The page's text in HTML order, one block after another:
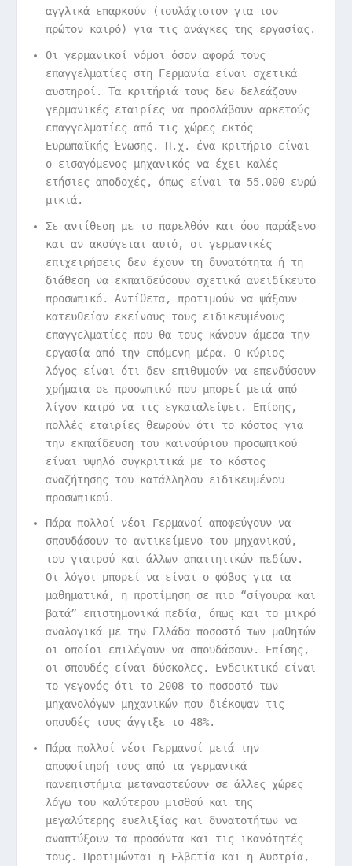
αγγλικά επαρκούν (τουλάχιστον για τον
πρώτον καιρό) για τις ανάγκες της εργασίας.
Οι γερμανικοί νόμοι όσον αφορά τους
επαγγελματίες στη Γερμανία είναι σχετικά
αυστηροί. Τα κριτήριά τους δεν δελεάζουν
γερμανικές εταιρίες να προσλάβουν αρκετούς
επαγγελματίες από τις χώρες εκτός
Ευρωπαϊκής Ένωσης. Π.χ. ένα κριτήριο είναι
ο εισαγόμενος μηχανικός να έχει καλές
ετήσιες αποδοχές, όπως είναι τα 55.000 ευρώ
μικτά.
Σε αντίθεση με το παρελθόν και όσο παράξενο
και αν ακούγεται αυτό, οι γερμανικές
επιχειρήσεις δεν έχουν τη δυνατότητα ή τη
διάθεση να εκπαιδεύσουν σχετικά ανειδίκευτο
προσωπικό. Αντίθετα, προτιμούν να ψάξουν
κατευθείαν εκείνους τους ειδικευμένους
επαγγελματίες που θα τους κάνουν άμεσα την
εργασία από την επόμενη μέρα. Ο κύριος
λόγος είναι ότι δεν επιθυμούν να επενδύσουν
χρήματα σε προσωπικό που μπορεί μετά από
λίγον καιρό να τις εγκαταλείψει. Επίσης,
πολλές εταιρίες θεωρούν ότι το κόστος για
την εκπαίδευση του καινούριου προσωπικού
είναι υψηλό συγκριτικά με το κόστος
αναζήτησης του κατάλληλου ειδικευμένου
προσωπικού.
Πάρα πολλοί νέοι Γερμανοί αποφεύγουν να
σπουδάσουν το αντικείμενο του μηχανικού,
του γιατρού και άλλων απαιτητικών πεδίων.
Οι λόγοι μπορεί να είναι ο φόβος για τα
μαθηματικά, η προτίμηση σε πιο “σίγουρα και
βατά” επιστημονικά πεδία, όπως και το μικρό
αναλογικά με την Ελλάδα ποσοστό των μαθητών
οι οποίοι επιλέγουν να σπουδάσουν. Επίσης,
οι σπουδές είναι δύσκολες. Ενδεικτικό είναι
το γεγονός ότι το 2008 το ποσοστό των
μηχανολόγων μηχανικών που διέκοψαν τις
σπουδές τους άγγιξε το 48%.
Πάρα πολλοί νέοι Γερμανοί μετά την
αποφοίτησή τους από τα γερμανικά
πανεπιστήμια μεταναστεύουν σε άλλες χώρες
λόγω του καλύτερου μισθού και της
μεγαλύτερης ευελιξίας και δυνατοτήτων να
αναπτύξουν τα προσόντα και τις ικανότητές
τους. Προτιμώνται η Ελβετία και η Αυστρία,